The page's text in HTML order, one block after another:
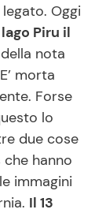
e Veloci
Bambini
Oggi
Piru il
nota
morta
Forse
lo
due cose
hanno
immagini
Il 13